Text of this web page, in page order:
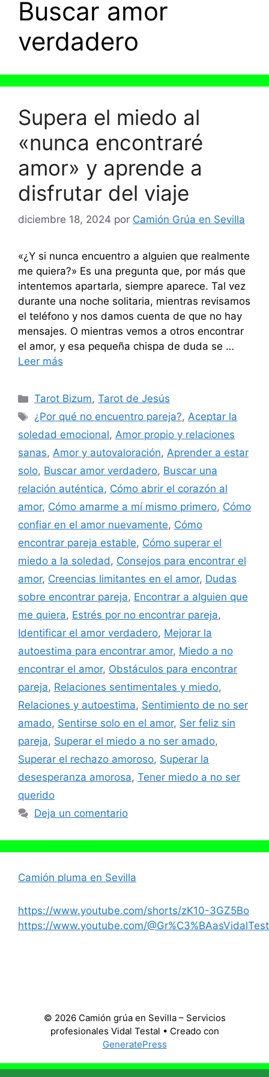
Buscar amor
verdadero
Supera el miedo al
«nunca encontraré
amor» y aprende a
disfrutar del viaje
diciembre 18, 2024 por Camión Grúa en Sevilla
«¿Y si nunca encuentro a alguien que realmente
me quiera?» Es una pregunta que, por más que
intentemos apartarla, siempre aparece. Tal vez
durante una noche solitaria, mientras revisamos
el teléfono y nos damos cuenta de que no hay
mensajes. O mientras vemos a otros encontrar
el amor, y esa pequeña chispa de duda se …
Leer más
Categorías
Tarot Bizum,Tarot de Jesús
Etiquetas
¿Por qué no encuentro pareja?,Aceptar la
soledad emocional, Amor propio y relaciones
sanas, Amor y autovaloración, Aprender a estar
solo, Buscar amor verdadero, Buscar una
relación auténtica, Cómo abrir el corazón al
amor, Cómo amarme a mí mismo primero, Cómo
confiar en el amor nuevamente, Cómo
encontrar pareja estable, Cómo superar el
miedo a la soledad, Consejos para encontrar el
amor, Creencias limitantes en el amor, Dudas
sobre encontrar pareja, Encontrar a alguien que
me quiera, Estrés por no encontrar pareja,
Identificar el amor verdadero, Mejorar la
autoestima para encontrar amor, Miedo a no
encontrar el amor, Obstáculos para encontrar
pareja, Relaciones sentimentales y miedo,
Relaciones y autoestima, Sentimiento de no ser
amado, Sentirse solo en el amor, Ser feliz sin
pareja, Superar el miedo a no ser amado,
Superar el rechazo amoroso, Superar la
desesperanza amorosa, Tener miedo a no ser
querido
Deja un comentario
Camión pluma en Sevilla
https://www.youtube.com/shorts/zK10-3GZ5Bo
https://www.youtube.com/
© 2026 Camión grúa en Sevilla – Servicios
profesionales Vidal Testal • Creado con
GeneratePress